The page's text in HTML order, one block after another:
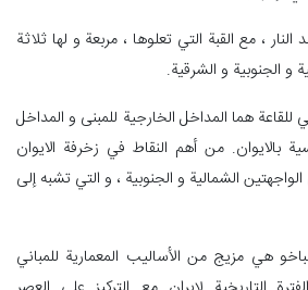
النار ، مع القبة التي تعلوها ، مربعة و لها ثلاثة
الجنوبية و الشرقية.
للقاعة هما المداخل الخارجية للمبنى و المداخل
بالایوان. من أهم النقاط في زخرفة الایوان
الشمالية و الجنوبية ، و التي تشبه إلى
هي مزيج من الأساليب المعمارية للمباني